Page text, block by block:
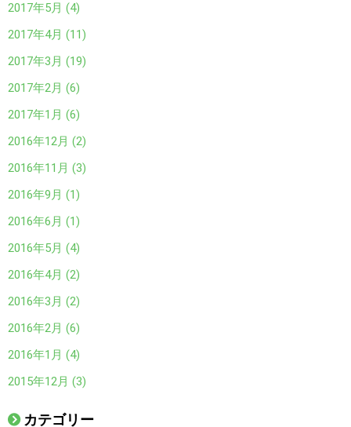
2017年5月 (4)
2017年4月 (11)
2017年3月 (19)
2017年2月 (6)
2017年1月 (6)
2016年12月 (2)
2016年11月 (3)
2016年9月 (1)
2016年6月 (1)
2016年5月 (4)
2016年4月 (2)
2016年3月 (2)
2016年2月 (6)
2016年1月 (4)
2015年12月 (3)
カテゴリー